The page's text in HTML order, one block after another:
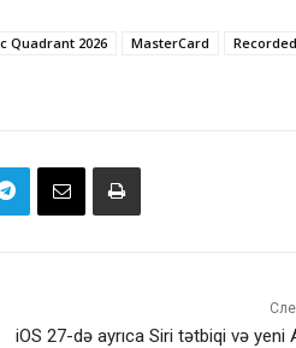
Quadrant 2026 MasterCard
iOS 27-də ayrıca Siri tətbiqi və yeni